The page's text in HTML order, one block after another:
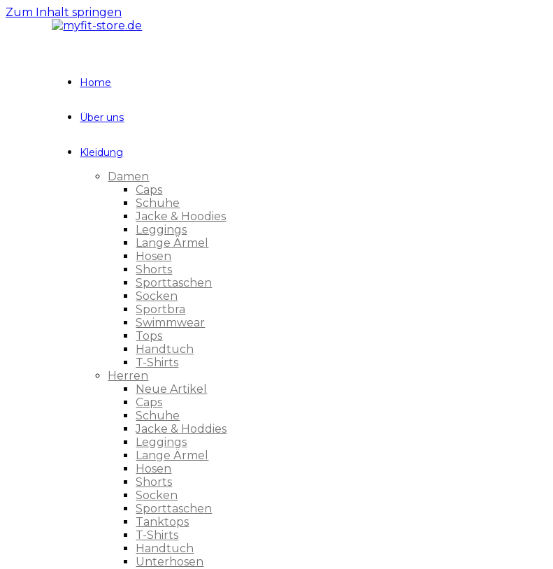
Zum Inhalt springen
Home
Über uns
Kleidung
Damen
Caps
Schuhe
Jacke & Hoodies
Leggings
Lange Ärmel
Hosen
Shorts
Sporttaschen
Socken
Sportbra
Swimmwear
Tops
Handtuch
T-Shirts
Herren
Neue Artikel
Caps
Schuhe
Jacke & Hoddies
Leggings
Lange Ärmel
Hosen
Shorts
Socken
Sporttaschen
Tanktops
T-Shirts
Handtuch
Unterhosen